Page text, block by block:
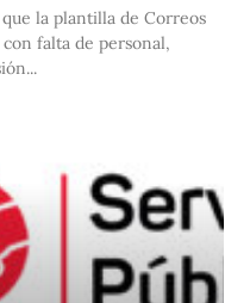
la plantilla de Correos
falta de personal,